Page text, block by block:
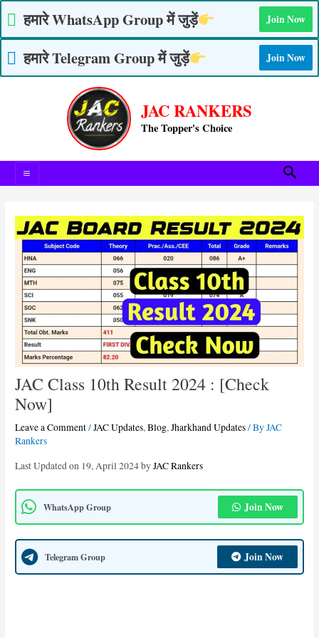
हमारे WhatsApp Group में जुड़ें Join Now
हमारे Telegram Group में जुड़ें Join Now
content
JAC RANKERS
The Topper's Choice
JAC Class 10th Result 2024 : [Check
Now]
Leave a Comment/JAC Updates,Blog,Jharkhand Updates/ ByJAC
Rankers
Last Updated on 19, April 2024 byJAC Rankers
WhatsApp Group Join Now
Telegram Group Join Now